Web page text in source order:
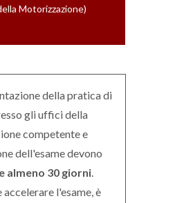
Motorizzazione)
della pratica di
gli uffici della
competente e
dell'esame devono
almeno 30 giorni
accelerare l'esame, è